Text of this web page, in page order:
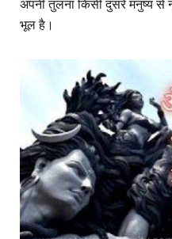
अपनी तुलना किसी दुसरे मनुष्य से
भूल है।